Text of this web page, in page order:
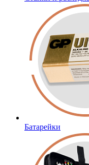
Батарейки